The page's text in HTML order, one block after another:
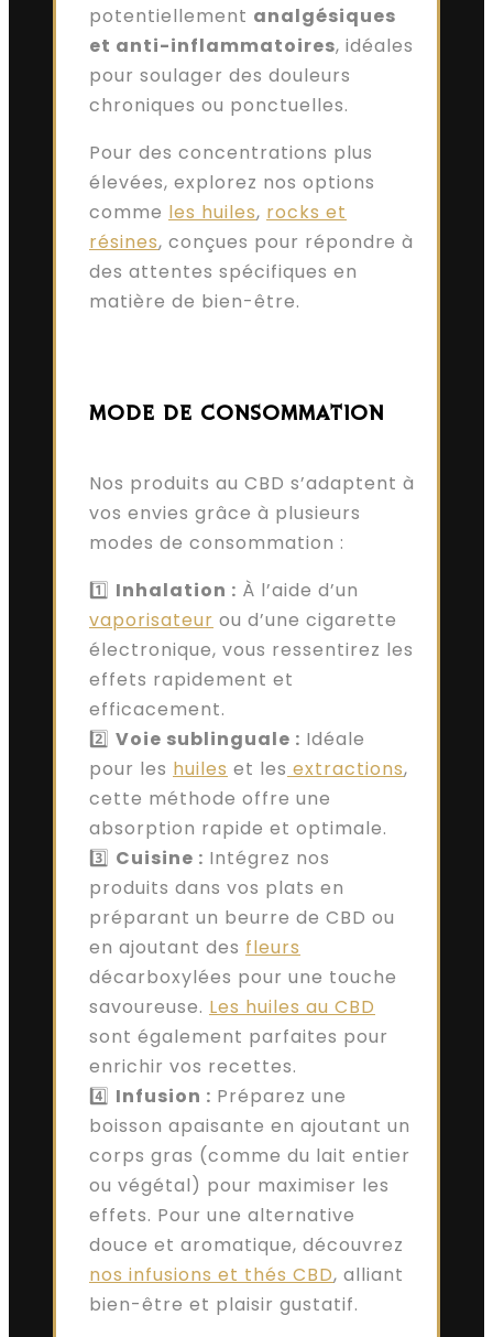
potentiellement analgésiques
et anti-inflammatoires, idéales
pour soulager des douleurs
chroniques ou ponctuelles.
Pour des concentrations plus
élevées, explorez nos options
comme les huiles, rocks et
résines, conçues pour répondre à
des attentes spécifiques en
matière de bien-être.
MODE DE CONSOMMATION
Nos produits au CBD s’adaptent à
vos envies grâce à plusieurs
modes de consommation :
1️⃣ Inhalation : À l’aide d’un
vaporisateur ou d’une cigarette
électronique, vous ressentirez les
effets rapidement et
efficacement.
2️⃣ Voie sublinguale : Idéale
pour les huiles et les extractions,
cette méthode offre une
absorption rapide et optimale.
3️⃣ Cuisine : Intégrez nos
produits dans vos plats en
préparant un beurre de CBD ou
en ajoutant des fleurs
décarboxylées pour une touche
savoureuse. Les huiles au CBD
sont également parfaites pour
enrichir vos recettes.
4️⃣ Infusion : Préparez une
boisson apaisante en ajoutant un
corps gras (comme du lait entier
ou végétal) pour maximiser les
effets. Pour une alternative
douce et aromatique, découvrez
nos infusions et thés CBD, alliant
bien-être et plaisir gustatif.